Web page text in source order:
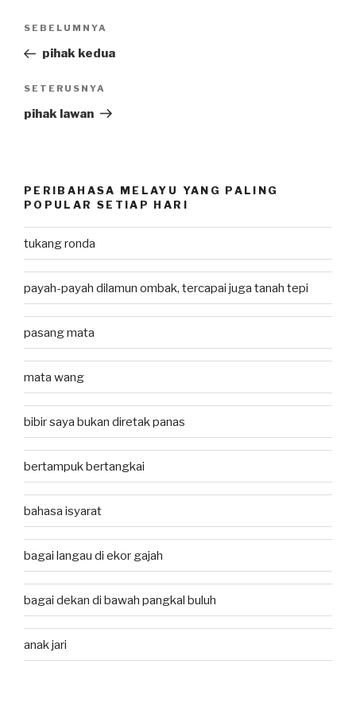
Post
Previous
Post
SEBELUMNYA
pihak kedua
Next
Post
SETERUSNYA
pihak lawan
PERIBAHASA MELAYU YANG PALING
POPULAR SETIAP HARI
tukang ronda
payah-payah dilamun ombak, tercapai juga tanah tepi
pasang mata
mata wang
bibir saya bukan diretak panas
bertampuk bertangkai
bahasa isyarat
bagai langau di ekor gajah
bagai dekan di bawah pangkal buluh
anak jari